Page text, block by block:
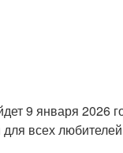
9 января
всех